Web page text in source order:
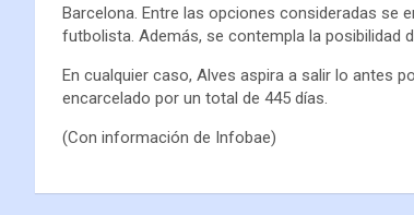
Barcelona. Entre las opciones consideradas se
futbolista. Además, se contempla la posibilidad
En cualquier caso, Alves aspira a salir lo antes
encarcelado por un total de 445 días.
(Con información de Infobae)